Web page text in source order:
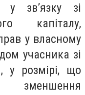
у зв’язку зі
капіталу,
у власному
учасника зі
у розмірі, що